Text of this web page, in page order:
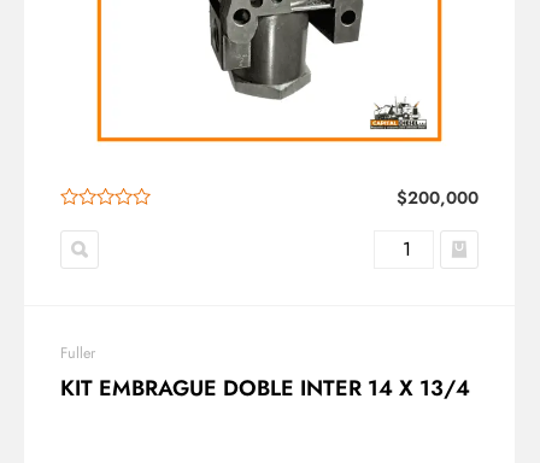
$200,000
Fuller
KIT EMBRAGUE DOBLE INTER 14 X 13/4